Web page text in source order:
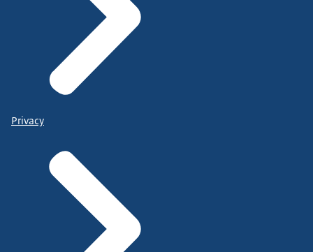
Privacy